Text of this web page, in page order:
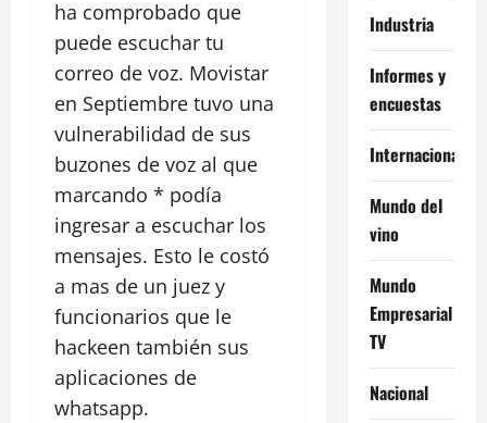
ha comprobado que
puede escuchar tu
correo de voz. Movistar
en Septiembre tuvo una
vulnerabilidad de sus
buzones de voz al que
marcando * podía
ingresar a escuchar los
mensajes. Esto le costó
a mas de un juez y
funcionarios que le
hackeen también sus
aplicaciones de
whatsapp.
Industria
Informes y
encuestas
Internacional
Mundo del
vino
Mundo
Empresarial
TV
Nacional